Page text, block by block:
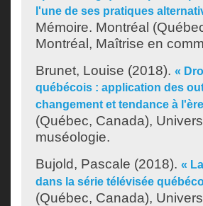
l'une de ses pratiques
Mémoire. Montréal
Montréal, Maîtrise en
Brunet, Louise (2018). «
québécois : application des
changement et tendance à
(Québec, Canada),
muséologie.
Bujold, Pascale (2018). «
dans la série télévisée
(Québec, Canada),